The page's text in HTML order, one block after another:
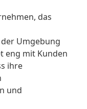
das
Umgebung
eng mit Kunden
ihre
und